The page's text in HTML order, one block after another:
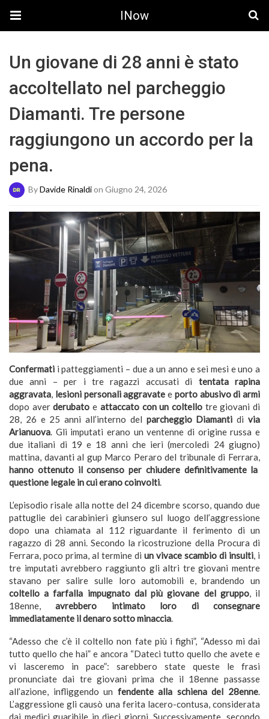
INow
Un giovane di 28 anni è stato
accoltellato nel parcheggio
Diamanti. Tre persone
raggiungono un accordo per la
pena.
ByDavide Rinaldion Giugno 24, 2026
Confermati i patteggiamenti – due a un anno e sei mesi e uno a
due anni – per i tre ragazzi accusati di tentata rapina
aggravata, lesioni personali aggravate e porto abusivo di armi
dopo averderubato e attaccato con un coltellotre giovani di
28, 26 e 25 anni all’interno del parcheggio Diamanti divia
Arianuova. Gli imputati erano un ventenne di origine russa e
due italiani di 19 e 18 anni che ieri (mercoledì 24 giugno)
mattina, davanti al gup Marco Peraro del tribunale di Ferrara,
hanno ottenuto il consenso per chiudere definitivamente la
questione legale in cui erano coinvolti.
L’episodio risale alla notte del 24 dicembre scorso, quando due
pattuglie dei carabinieri giunsero sul luogo dell’aggressione
dopo una chiamata al 112 riguardante il ferimento di un
ragazzo di 28 anni. Secondo la ricostruzione della Procura di
Ferrara, poco prima, al termine di un vivace scambio di insulti, i
tre imputati avrebbero raggiunto gli altri tre giovani mentre
stavano per salire sulle loro automobili e, brandendo un
coltello a farfalla impugnato dal più giovane del gruppo, il
18enne,avrebbero intimato loro di consegnare
immediatamente il denaro sotto minaccia.
“Adesso che c’è il coltello non fate più i fighi”, “Adesso mi dai
tutto quello che hai” e ancora “Dateci tutto quello che avete e
vi lasceremo in pace”: sarebbero state queste le frasi
pronunciate dai tre giovani prima che il 18enne passasse
all’azione, infliggendo un fendente alla schiena del 28enne.
L’aggressione gli causò una ferita lacero-contusa, considerata
dai medici guaribile in dieci giorni. Successivamente, secondo